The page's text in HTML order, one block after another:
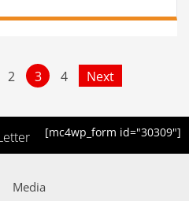
2 3 4 Next
[mc4wp_form id="30309"]
Media